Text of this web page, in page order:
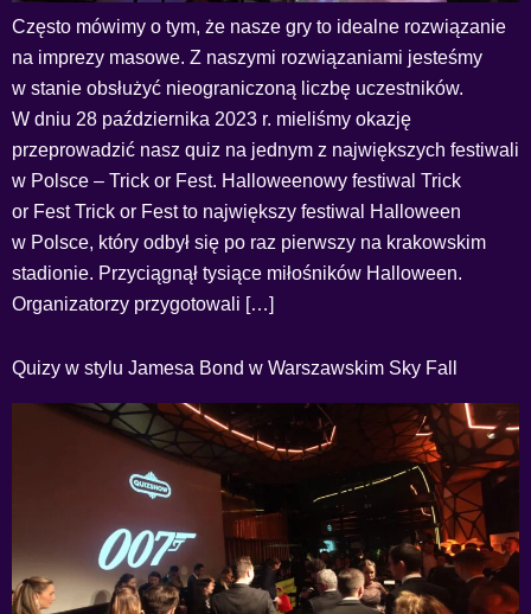
Często mówimy o tym, że nasze gry to idealne rozwiązanie
na imprezy masowe. Z naszymi rozwiązaniami jesteśmy
w stanie obsłużyć nieograniczoną liczbę uczestników.
W dniu 28 października 2023 r. mieliśmy okazję
przeprowadzić nasz quiz na jednym z największych festiwali
w Polsce – Trick or Fest. Halloweenowy festiwal Trick
or Fest Trick or Fest to największy festiwal Halloween
w Polsce, który odbył się po raz pierwszy na krakowskim
stadionie. Przyciągnął tysiące miłośników Halloween.
Organizatorzy przygotowali […]
Quizy w stylu Jamesa Bond w Warszawskim Sky Fall